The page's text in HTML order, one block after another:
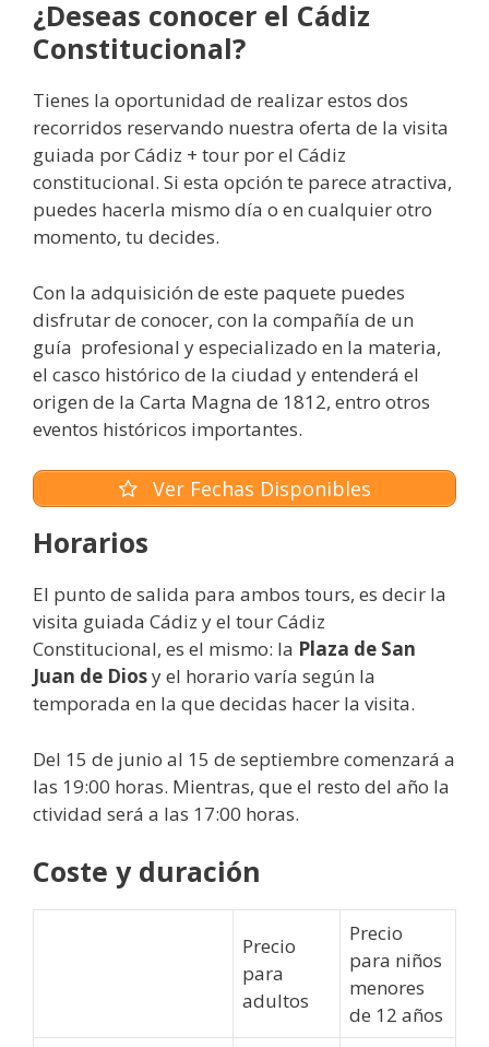
¿Deseas conocer el Cádiz
Constitucional?
Tienes la oportunidad de realizar estos dos
recorridos reservando nuestra oferta de la visita
guiada por Cádiz + tour por el Cádiz
constitucional. Si esta opción te parece atractiva,
puedes hacerla mismo día o en cualquier otro
momento, tu decides.
Con la adquisición de este paquete puedes
disfrutar de conocer, con la compañía de un
guía profesional y especializado en la materia,
el casco histórico de la ciudad y entenderá el
origen de la Carta Magna de 1812, entro otros
eventos históricos importantes.
Ver Fechas Disponibles
Horarios
El punto de salida para ambos tours, es decir la
visita guiada Cádiz y el tour Cádiz
Constitucional, es el mismo: la Plaza de San
Juan de Diosy el horario varía según la
temporada en la que decidas hacer la visita.
Del 15 de junio al 15 de septiembre comenzará a
las 19:00 horas. Mientras, que el resto del año la
ctividad será a las 17:00 horas.
Coste y duración
Precio
para
adultos
Precio
para niños
menores
de 12 años